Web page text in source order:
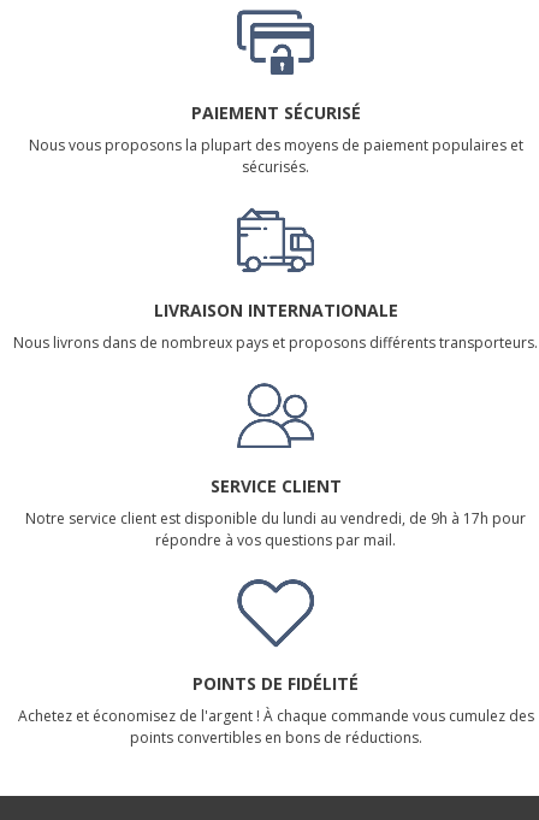
PAIEMENT SÉCURISÉ
Nous vous proposons la plupart des moyens de paiement populaires et
sécurisés.
LIVRAISON INTERNATIONALE
Nous livrons dans de nombreux pays et proposons différents transporteurs.
SERVICE CLIENT
Notre service client est disponible du lundi au vendredi, de 9h à 17h pour
répondre à vos questions par mail.
POINTS DE FIDÉLITÉ
Achetez et économisez de l'argent ! À chaque commande vous cumulez des
points convertibles en bons de réductions.